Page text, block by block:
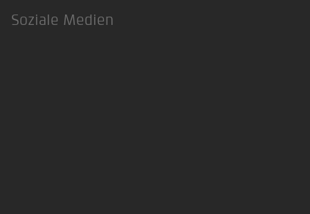
Soziale Medien